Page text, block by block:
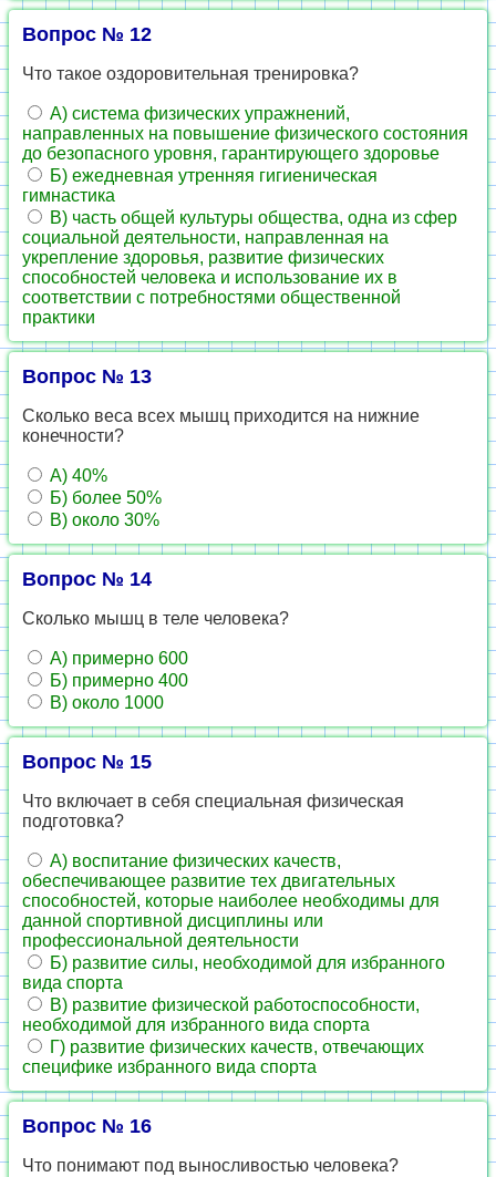
Вопрос № 12
Что такое оздоровительная тренировка?
А) система физических упражнений,
направленных на повышение физического состояния
до безопасного уровня, гарантирующего здоровье
Б) ежедневная утренняя гигиеническая
гимнастика
В) часть общей культуры общества, одна из сфер
социальной деятельности, направленная на
укрепление здоровья, развитие физических
способностей человека и использование их в
соответствии с потребностями общественной
практики
Вопрос № 13
Сколько веса всех мышц приходится на нижние
конечности?
А) 40%
Б) более 50%
В) около 30%
Вопрос № 14
Сколько мышц в теле человека?
А) примерно 600
Б) примерно 400
В) около 1000
Вопрос № 15
Что включает в себя специальная физическая
подготовка?
А) воспитание физических качеств,
обеспечивающее развитие тех двигательных
способностей, которые наиболее необходимы для
данной спортивной дисциплины или
профессиональной деятельности
Б) развитие силы, необходимой для избранного
вида спорта
В) развитие физической работоспособности,
необходимой для избранного вида спорта
Г) развитие физических качеств, отвечающих
специфике избранного вида спорта
Вопрос № 16
Что понимают под выносливостью человека?